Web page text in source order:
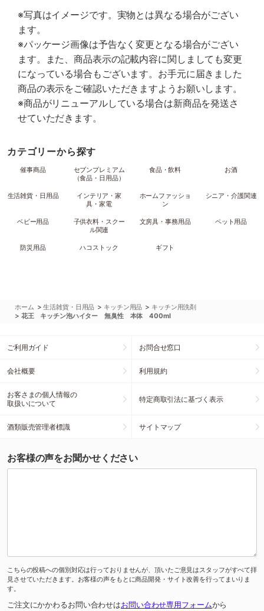
※写真はイメージです。実物とは異なる場合がござい
ます。
※パッケージ画像は予告なく変更となる場合がござい
ます。また、商品表示の記載内容に関しましても変更
になっている場合もございます。お手元に届きました
商品の表示をご確認いただきますようお願いします。
※商品がリニューアルしている場合は新商品を発送さ
せていただきます。
カテゴリーから探す
催事商品
セブンプレミアム
（食品・日用品）
食品・飲料 お酒
生活雑貨・日用品
インテリア・家
具・家電
ホームファッショ
ン
シニア・介護関連
ベビー用品
子供衣料・スクー
ル関連
文房具・事務用品 ペット用品
防災用品 ハコストック ギフト
ホーム >生活雑貨・日用品 > キッチン用品 > キッチン用洗剤
> 花王 キッチン泡ハイター 無臭性 本体 400ml
ご利用ガイド お問合せ窓口
会社概要 利用規約
お客さまの個人情報の
取扱いについて
特定商取引法に基づく表示
酒類販売管理者標識 サイトマップ
お客様の声をお聞かせください
こちらの投稿への個別対応は行っておりませんが、頂いたご意見はスタッフがすべて拝
見させていただきます。お客様の声をもとに商品開発・サイト改善を行ってまいりま
す。
ご注文にかかわるお問い合わせはお問い合わせ専用フォームから